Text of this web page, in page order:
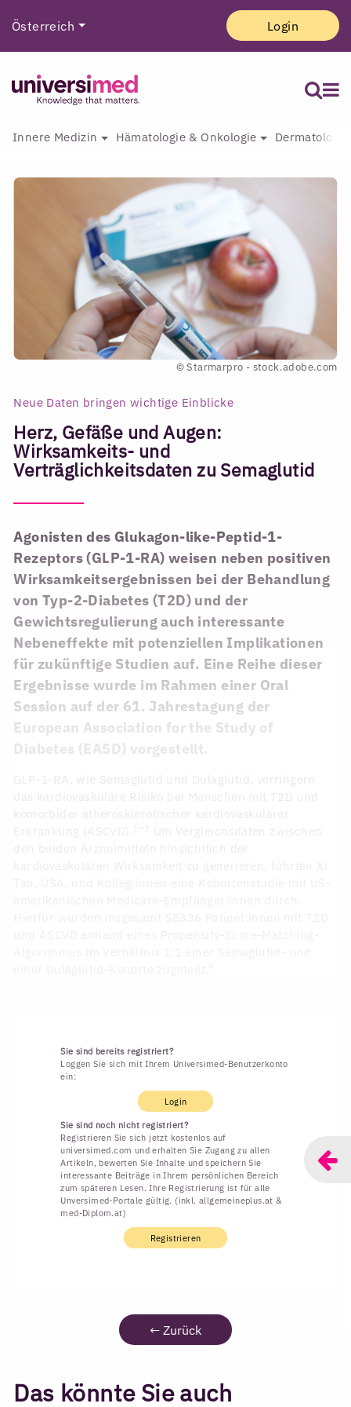
Österreich Login
Innere Medizin Hämatologie & Onkologie
© Starmarpro - stock.adobe.com
Neue Daten bringen wichtige Einblicke
Herz, Gefäße und Augen:
Wirksamkeits- und
Verträglichkeitsdaten zu Semaglutid
Agonisten des Glukagon-like-Peptid-1-
Rezeptors (GLP-1-RA) weisen neben positiven
Wirksamkeitsergebnissen bei der Behandlung
von Typ-2-Diabetes (T2D) und der
Gewichtsregulierung auch interessante
Nebeneffekte mit potenziellen Implikationen
für zukünftige Studien auf. Eine Reihe dieser
Ergebnisse wurde im Rahmen einer Oral
Session auf der 61. Jahrestagung der
European Association for the Study of
Diabetes (EASD) vorgestellt.
GLP-1-RA, wie Semaglutid und Dulaglutid, verringern
Sie sind bereits registriert?
Loggen Sie sich mit Ihrem Universimed-Benutzerkonto
ein:
Login
Sie sind noch nicht registriert?
Registrieren Sie sich jetzt kostenlos auf
universimed.com und erhalten Sie Zugang zu allen
Artikeln, bewerten Sie Inhalte und speichern Sie
interessante Beiträge in Ihrem persönlichen Bereich
zum späteren Lesen. Ihre Registrierung ist für alle
Unversimed-Portale gültig. (inkl. allgemeineplus.at &
med-Diplom.at)
Registrieren
← Zurück
Das könnte Sie auch